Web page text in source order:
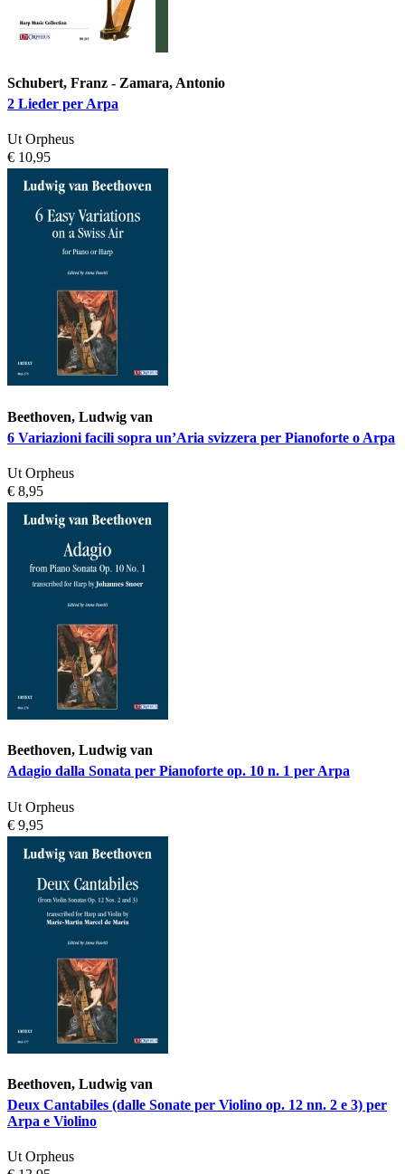
Schubert, Franz - Zamara, Antonio
2 Lieder per Arpa
Ut Orpheus
€ 10,95
Beethoven, Ludwig van
6 Variazioni facili sopra un’Aria svizzera per Pianoforte o Arpa
Ut Orpheus
€ 8,95
Beethoven, Ludwig van
Adagio dalla Sonata per Pianoforte op. 10 n. 1 per Arpa
Ut Orpheus
€ 9,95
Beethoven, Ludwig van
Deux Cantabiles (dalle Sonate per Violino op. 12 nn. 2 e 3) per
Arpa e Violino
Ut Orpheus